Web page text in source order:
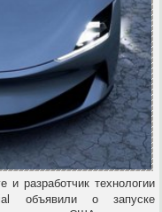
и разработчик технологии
объявили о запуске